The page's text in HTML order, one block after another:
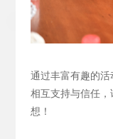
通过丰富有趣的活
相互支持与信任
想！